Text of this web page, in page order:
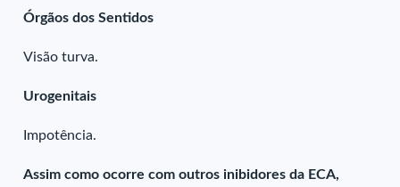
Órgãos dos Sentidos
Visão turva.
Urogenitais
Impotência.
Assim como ocorre com outros inibidores da ECA,